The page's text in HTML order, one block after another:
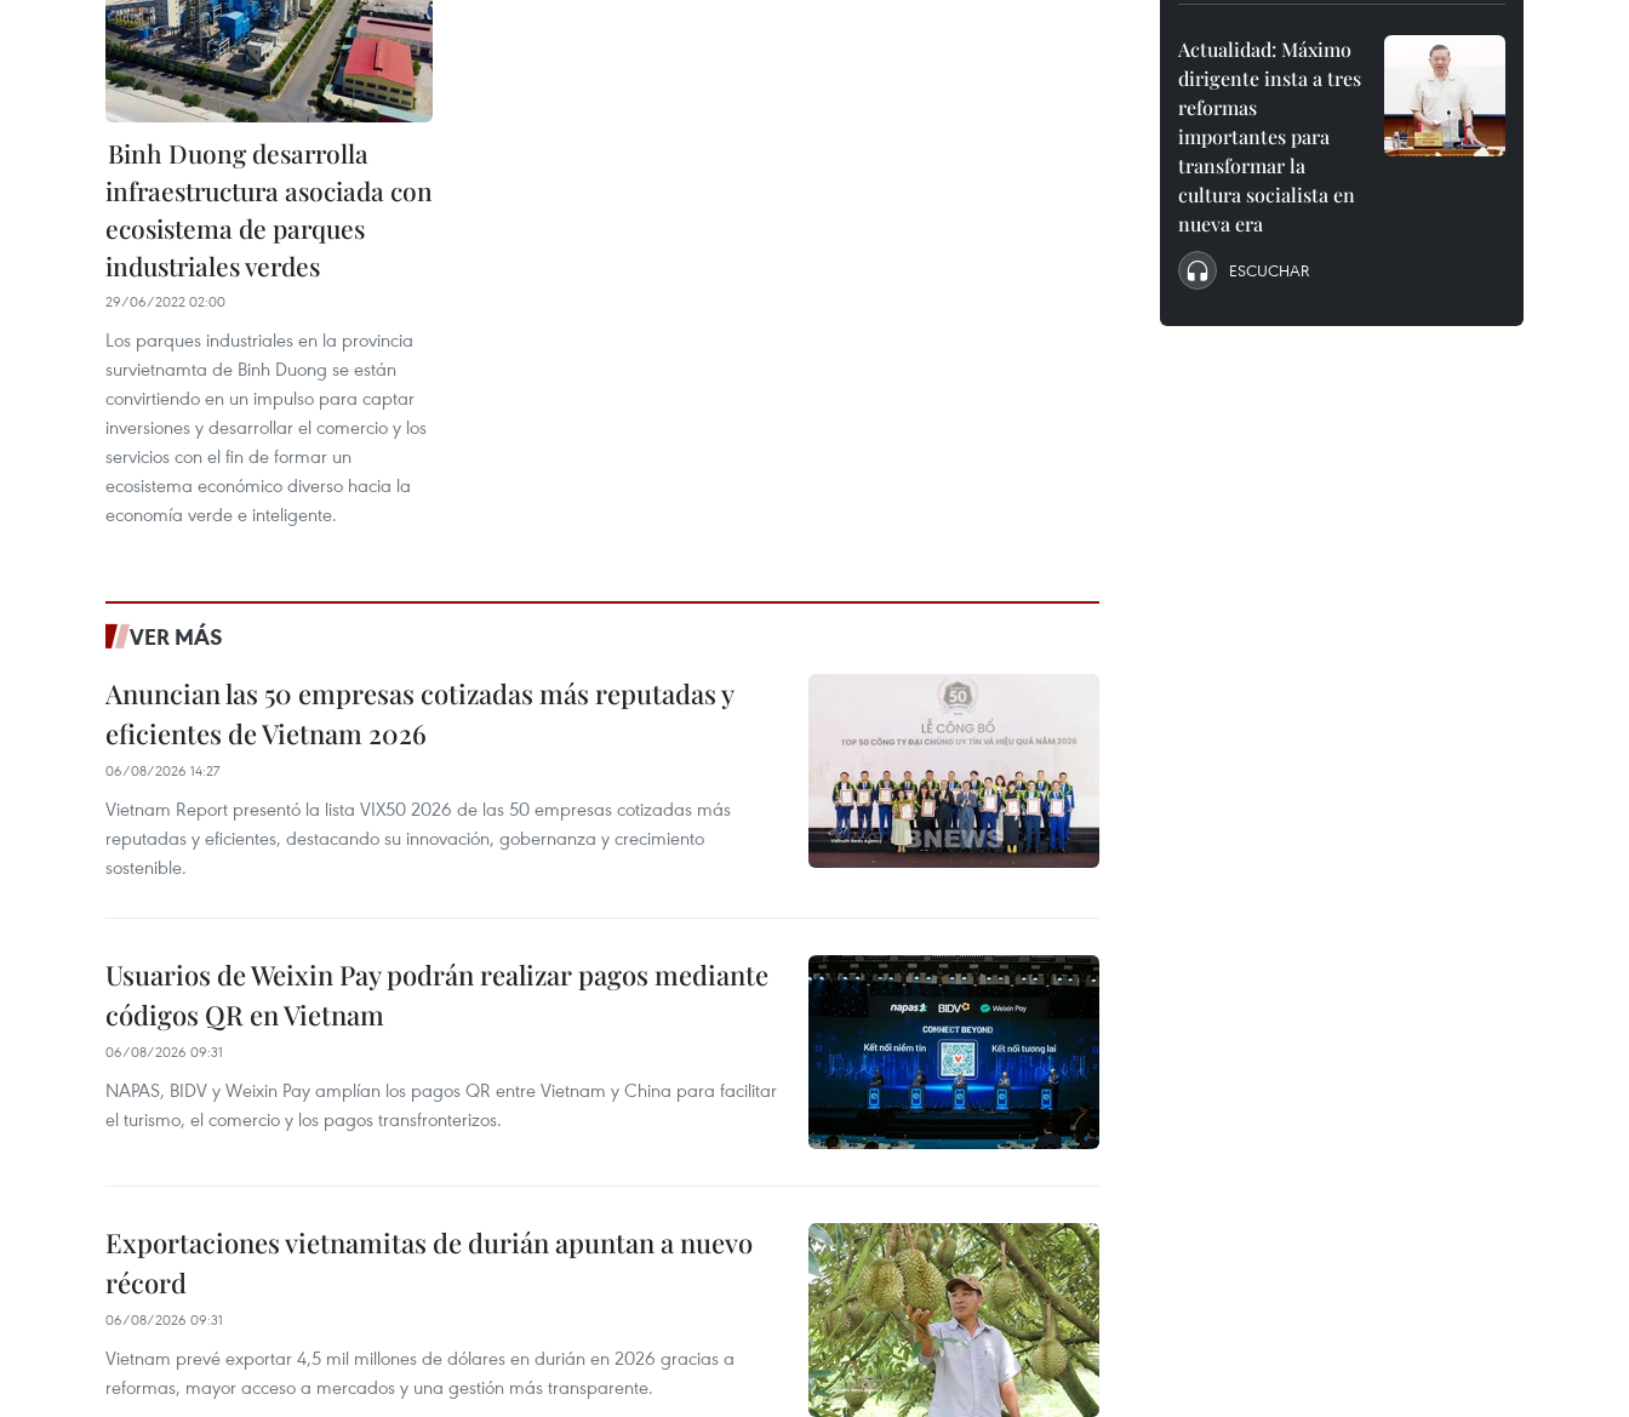
Binh Duong desarrolla
infraestructura asociada con
ecosistema de parques
industriales verdes
29/06/2022 02:00
Los parques industriales en la provincia
survietnamta de Binh Duong se están
convirtiendo en un impulso para captar
inversiones y desarrollar el comercio y los
servicios con el fin de formar un
ecosistema económico diverso hacia la
economía verde e inteligente.
VER MÁS
Anuncian las 50 empresas cotizadas más reputadas y
eficientes de Vietnam 2026
06/08/2026 14:27
Vietnam Report presentó la lista VIX50 2026 de las 50 empresas cotizadas más
reputadas y eficientes, destacando su innovación, gobernanza y crecimiento
sostenible.
Usuarios de Weixin Pay podrán realizar pagos mediante
códigos QR en Vietnam
06/08/2026 09:31
NAPAS, BIDV y Weixin Pay amplían los pagos QR entre Vietnam y China para facilitar
el turismo, el comercio y los pagos transfronterizos.
Exportaciones vietnamitas de durián apuntan a nuevo
récord
06/08/2026 09:31
Vietnam prevé exportar 4,5 mil millones de dólares en durián en 2026 gracias a
reformas, mayor acceso a mercados y una gestión más transparente.
Actualidad: Máximo
dirigente insta a tres
reformas
importantes para
transformar la
cultura socialista en
nueva era
ESCUCHAR